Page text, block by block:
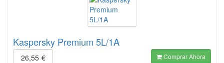
Kaspersky Premium 5L/1A
26,55 € Comprar Ahora